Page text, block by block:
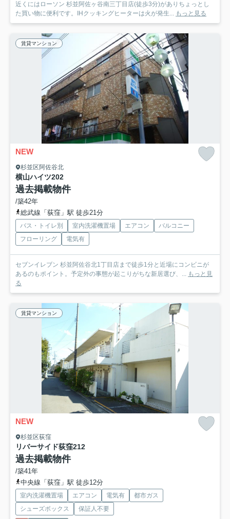
近くにはローソン 杉並阿佐ヶ谷南三丁目店(徒歩3分)がありちょっとし
た買い物に便利です。IHクッキングヒーターは火が発生... もっと見る
賃貸マンション
NEW
杉並区阿佐谷北
横山ハイツ202
過去掲載物件
/築42年
総武線「荻窪」駅 徒歩21分
バス・トイレ別 室内洗濯機置場 エアコン
バルコニー
フローリング
電気有
セブンイレブン 杉並阿佐谷北1丁目店まで徒歩1分と近場にコンビニが
あるのもポイント。予定外の事態が起こりがちな新居選び、... もっと見
る
賃貸マンション
NEW
杉並区荻窪
リバーサイド荻窪212
過去掲載物件
/築41年
中央線「荻窪」駅 徒歩12分
室内洗濯機置場 エアコン 電気有
都市ガス
シューズボックス
保証人不要